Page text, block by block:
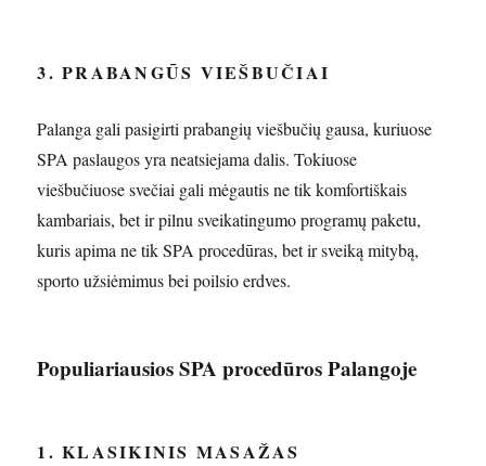
3. PRABANGŪS VIEŠBUČIAI
Palanga gali pasigirti prabangių viešbučių gausa, kuriuose
SPA paslaugos yra neatsiejama dalis. Tokiuose
viešbučiuose svečiai gali mėgautis ne tik komfortiškais
kambariais, bet ir pilnu sveikatingumo programų paketu,
kuris apima ne tik SPA procedūras, bet ir sveiką mitybą,
sporto užsiėmimus bei poilsio erdves.
Populiariausios SPA procedūros Palangoje
1. KLASIKINIS MASAŽAS